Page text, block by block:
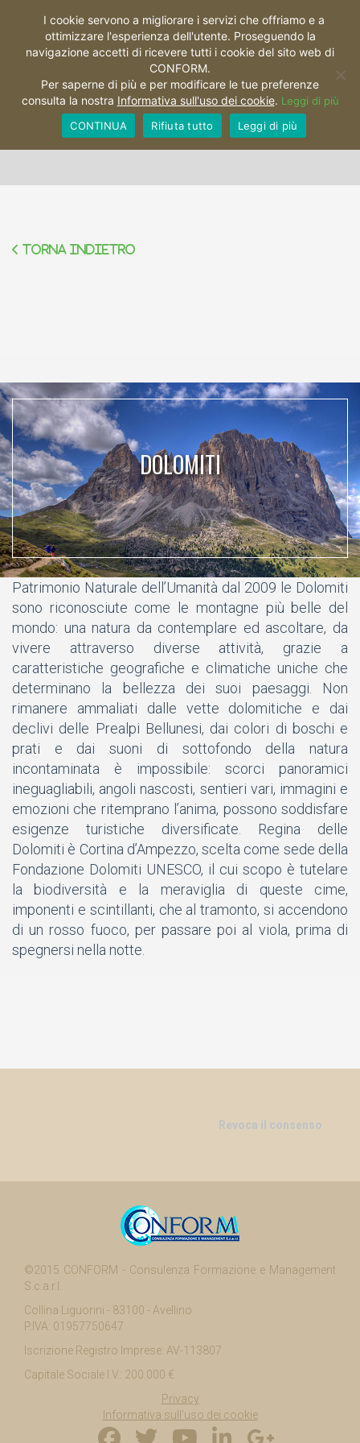
Natura
Torna indietro
DOLOMITI
Patrimonio Naturale dell’Umanità dal 2009 le Dolomiti
sono riconosciute come le montagne più belle del
mondo: una natura da contemplare ed ascoltare, da
vivere attraverso diverse attività, grazie a
caratteristiche geografiche e climatiche uniche che
determinano la bellezza dei suoi paesaggi. Non
rimanere ammaliati dalle vette dolomitiche e dai
declivi delle Prealpi Bellunesi, dai colori di boschi e
prati e dai suoni di sottofondo della natura
incontaminata è impossibile: scorci panoramici
ineguagliabili, angoli nascosti, sentieri vari, immagini e
emozioni che ritemprano l’anima, possono soddisfare
esigenze turistiche diversificate. Regina delle
Dolomiti è Cortina d’Ampezzo, scelta come sede della
Fondazione Dolomiti UNESCO, il cui scopo è tutelare
la biodiversità e la meraviglia di queste cime,
imponenti e scintillanti, che al tramonto, si accendono
di un rosso fuoco, per passare poi al viola, prima di
spegnersi nella notte.
Revoca il consenso
©2015 CONFORM - Consulenza Formazione e Management
S.c.a.r.l.
Collina Liguorini - 83100 - Avellino
P.IVA: 01957750647
Iscrizione Registro Imprese: AV-113807
Capitale Sociale I.V.: 200.000 €
Privacy
Informativa sull'uso dei cookie
I cookie servono a migliorare i servizi che offriamo e a
ottimizzare l'esperienza dell'utente. Proseguendo la
navigazione accetti di ricevere tutti i cookie del sito web di
CONFORM.
Per saperne di più e per modificare le tue preferenze
consulta la nostra Informativa sull'uso dei cookie. Leggi di più
CONTINUA
Rifiuta tutto Leggi di più